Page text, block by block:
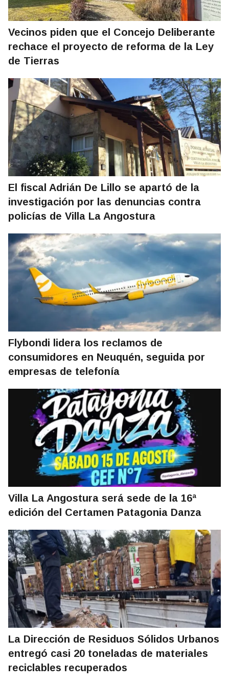
Vecinos piden que el Concejo Deliberante
rechace el proyecto de reforma de la Ley
de Tierras
El fiscal Adrián De Lillo se apartó de la
investigación por las denuncias contra
policías de Villa La Angostura
Flybondi lidera los reclamos de
consumidores en Neuquén, seguida por
empresas de telefonía
Villa La Angostura será sede de la 16ª
edición del Certamen Patagonia Danza
La Dirección de Residuos Sólidos Urbanos
entregó casi 20 toneladas de materiales
reciclables recuperados